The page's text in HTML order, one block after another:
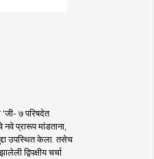
'जी- ७ परिषदेत
प्रारूप मांडताना,
उपस्थित केला. तसेच
द्विपक्षीय चर्चा